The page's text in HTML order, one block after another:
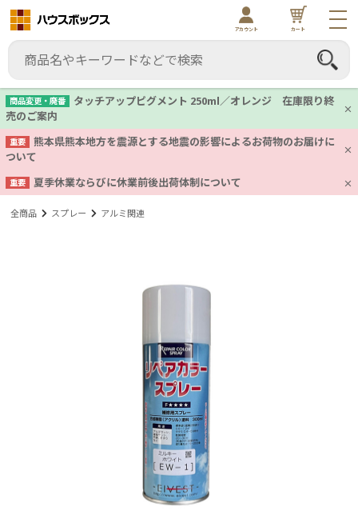
商品変更・廃番
タッチアップピグメント 250ml／オレンジ 在庫限り終
売のご案内
重要
熊本県熊本地方を震源とする地震の影響によるお荷物のお届けに
ついて
重要 夏季休業ならびに休業前後出荷体制について
アカウント カート
全商品 スプレー アルミ関連